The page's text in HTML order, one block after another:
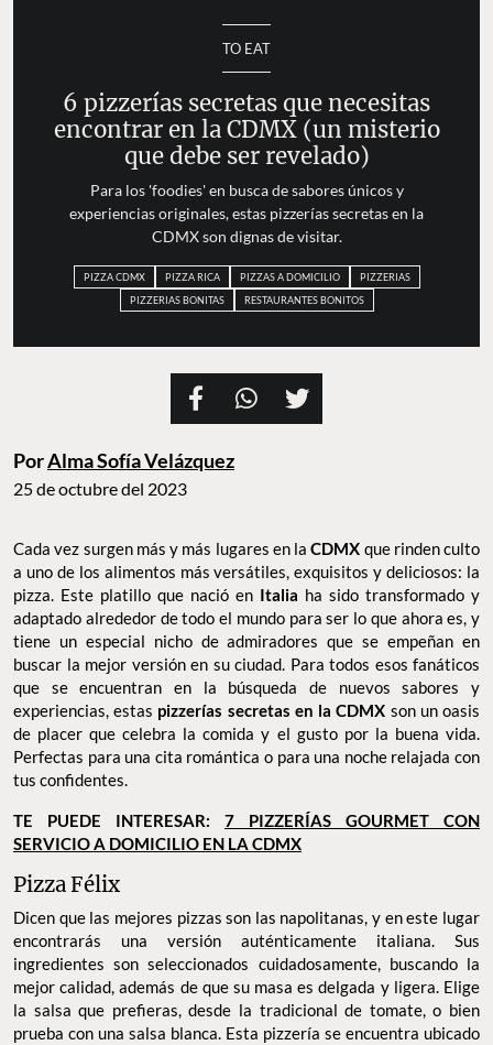
TO EAT
6 pizzerías secretas que necesitas
encontrar en la CDMX (un misterio
que debe ser revelado)
Para los 'foodies' en busca de sabores únicos y
experiencias originales, estas pizzerías secretas en la
CDMX son dignas de visitar.
PIZZA CDMX PIZZA RICA PIZZAS A DOMICILIO
PIZZERIAS
PIZZERIAS BONITAS
RESTAURANTES BONITOS
PorAlma Sofía Velázquez
25 de octubre del 2023
Cada vez surgen más y más lugares en laCDMX que rinden culto
a uno de los alimentos más versátiles, exquisitos y deliciosos: la
pizza. Este platillo que nació en Italia ha sido transformado y
adaptado alrededor de todo el mundo para ser lo que ahora es, y
tiene un especial nicho de admiradores que se empeñan en
buscar la mejor versión en su ciudad. Para todos esos fanáticos
que se encuentran en la búsqueda de nuevos sabores y
experiencias, estas pizzerías secretas en la CDMX son un oasis
de placer que celebra la comida y el gusto por la buena vida.
Perfectas para una cita romántica o para una noche relajada con
tus confidentes.
TE PUEDE INTERESAR: 7 PIZZERÍAS GOURMET CON
SERVICIO A DOMICILIO EN LA CDMX
Pizza Félix
Dicen que las mejores pizzas son las napolitanas, y en este lugar
encontrarás una versión auténticamente italiana. Sus
ingredientes son seleccionados cuidadosamente, buscando la
mejor calidad, además de que su masa es delgada y ligera. Elige
la salsa que prefieras, desde la tradicional de tomate, o bien
prueba con una salsa blanca. Esta pizzería se encuentra ubicado